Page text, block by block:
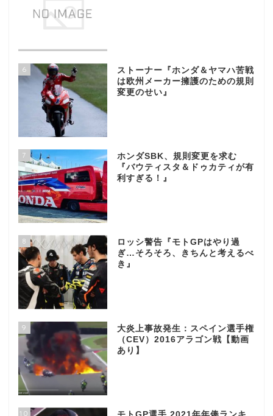
6
ストーナー『ホンダ＆ヤマハ苦戦
は欧州メーカー擁護のための規則
変更のせい』
7
ホンダSBK、規則変更を求む
『バウティスタ＆ドゥカティが有
利すぎる！』
8
ロッシ警告『モトGPはやり過
ぎ…そろそろ、きちんと考えるべ
き』
9
大炎上事故発生：スペイン選手権
（CEV）2016アラゴン戦【動画
あり】
10